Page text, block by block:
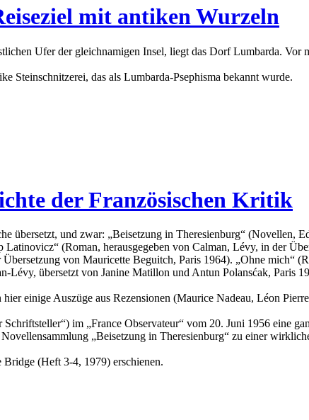
mit antiken Wurzeln
Ufer der gleichnamigen Insel, liegt das Dorf Lumbarda. Vor
Steinschnitzerei, das als Lumbarda-Psephisma bekannt wurde.
der Französischen Kritik
übersetzt, und zwar: „Beisetzung in Theresienburg“
(Roman, herausgegeben von Calman, Lévy, in der
von Mauricette Beguitch, Paris 1964). „Ohne mich“
Lévy, übersetzt von Janine Matillon und Antun Polansćak, Paris
einige Auszüge aus Rezensionen (Maurice Nadeau, Léon
im „France Observateur“ vom 20. Juni 1956 eine
„Beisetzung in Theresienburg“ zu einer
(Heft 3-4, 1979) erschienen.